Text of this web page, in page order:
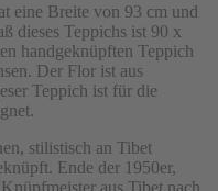
eine Breite von 93 cm und
dieses Teppichs ist 90 x
handgeknüpften Teppich
Der Flor ist aus
Teppich ist für die
stilistisch an Tibet
Ende der 1950er,
aus Tibet nach